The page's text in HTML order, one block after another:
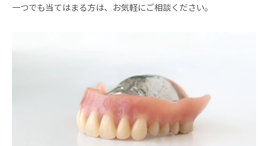
一つでも当てはまる方は、お気軽にご相談ください。